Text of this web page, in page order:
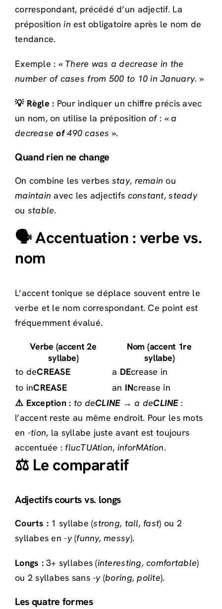
correspondant, précédé d’un adjectif. La
prépositionin est obligatoire après le nom de
tendance.
Exemple : « There was a decrease in the
number of cases from 500 to 10 in January. »
💡 Règle : Pour indiquer un chiffre précis avec
un nom, on utilise la prépositionof: « a
decreaseof490 cases ».
Quand rien ne change
On combine les verbes stay, remain ou
maintain avec les adjectifs constant,steady
ou stable.
🗣️ Accentuation : verbe vs.
nom
L’accent tonique se déplace souvent entre le
verbe et le nom correspondant. Ce point est
fréquemment évalué.
Verbe (accent 2e
syllabe)
Nom (accent 1re
syllabe)
to deCREASE a DEcrease in
to inCREASE an INcrease in
⚠️ Exception : to deCLINE→a deCLINE:
l’accent reste au même endroit. Pour les mots
en -tion, la syllabe juste avant est toujours
accentuée :flucTUAtion, inforMAtion.
⚖️ Le comparatif
Adjectifs courts vs. longs
Courts : 1 syllabe (strong, tall, fast) ou 2
syllabes en-y(funny, messy).
Longs :3+ syllabes (interesting, comfortable)
ou 2 syllabes sans-y(boring, polite).
Les quatre formes